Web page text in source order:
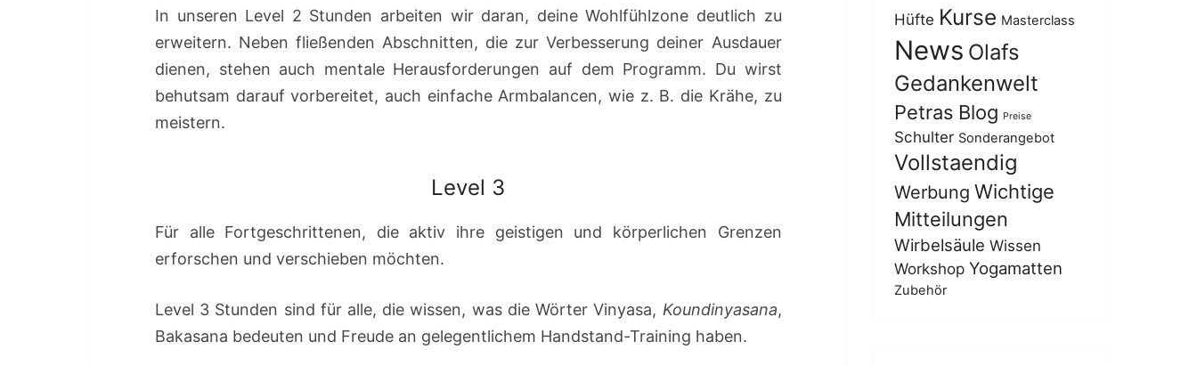
In unseren Level 2 Stunden arbeiten wir daran, deine Wohlfühlzone deutlich zu
erweitern. Neben fließenden Abschnitten, die zur Verbesserung deiner Ausdauer
dienen, stehen auch mentale Herausforderungen auf dem Programm. Du wirst
behutsam darauf vorbereitet, auch einfache Armbalancen, wie z. B. die Krähe, zu
meistern.
Level 3
Für alle Fortgeschrittenen, die aktiv ihre geistigen und körperlichen Grenzen
erforschen und verschieben möchten.
Level 3 Stunden sind für alle, die wissen, was die Wörter Vinyasa, Koundinyasana,
Bakasana bedeuten und Freude an gelegentlichem Handstand-Training haben.
Hüfte Kurse Masterclass
News Olafs
Gedankenwelt
Petras Blog Preise
Schulter Sonderangebot
Vollstaendig
Werbung Wichtige
Mitteilungen
Wirbelsäule Wissen
Workshop Yogamatten
Zubehör